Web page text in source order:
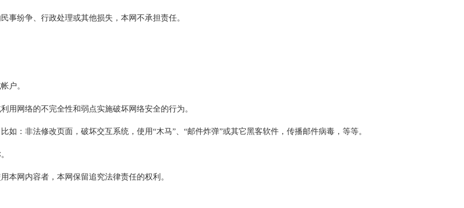
纷争、行政处理或其他损失，本网不承担责任。
户。
网络的不完全性和弱点实施破坏网络安全的行为。
：非法修改页面，破坏交互系统，使用“木马”、“邮件炸弹”或其它黑客软件，传播邮件病毒，等等。
网内容者，本网保留追究法律责任的权利。